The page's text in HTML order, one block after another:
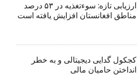
ارزیابی تازه: سوءتغذیه در ۵۳ درصد
مناطق افغانستان افزایش یافته است
کجکول گدایی دیجیتالی و به خطر
انداختن حامیان مالی